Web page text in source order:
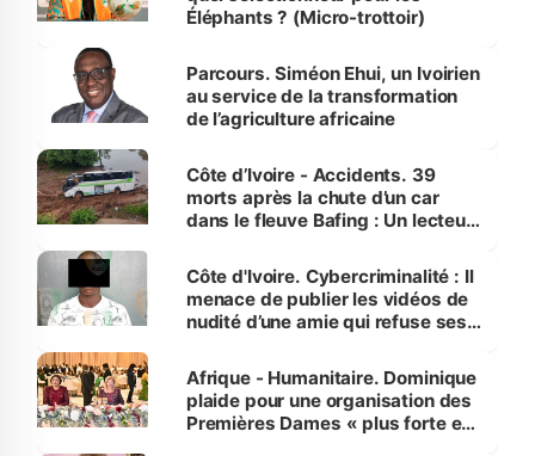
Éléphants ? (Micro-trottoir)
Parcours. Siméon Ehui, un Ivoirien
au service de la transformation
de l’agriculture africaine
Côte d’Ivoire - Accidents. 39
morts après la chute d’un car
dans le fleuve Bafing : Un lecteur
des Transports
Côte d'Ivoire. Cybercriminalité : Il
menace de publier les vidéos de
nudité d’une amie qui refuse ses
Afrique - Humanitaire. Dominique
plaide pour une organisation des
Premières Dames « plus forte et